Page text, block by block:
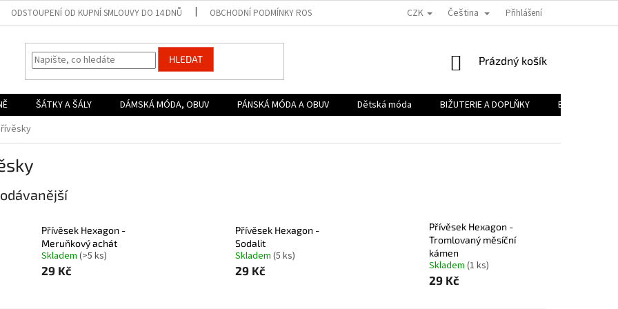
ODSTOUPENÍ OD KUPNÍ SMLOUVY DO 14 DNŮ OBCHODNÍ PODMÍNKY ROSH A.S. PODMÍNKY OCHRANY OSOBNÍCH ÚDAJŮ OBJEMOVÉ SLEVY
CZK Čeština Přihlášení
HLEDAT
NÁKUPNÍ
Prázdný košík
ŠÁTKY A ŠÁLY DÁMSKÁ MÓDA, OBUV PÁNSKÁ MÓDA A OBUV Dětská móda BIŽUTERIE A DOPLŇKY
BAZAR 🔥
Přívěsek Hexagon -
Meruňkový achát
Skladem (>5 ks)
29 Kč
Přívěsek Hexagon -
Sodalit
Skladem (5 ks)
29 Kč
Přívěsek Hexagon -
Tromlovaný měsíční
kámen
Skladem (1 ks)
29 Kč